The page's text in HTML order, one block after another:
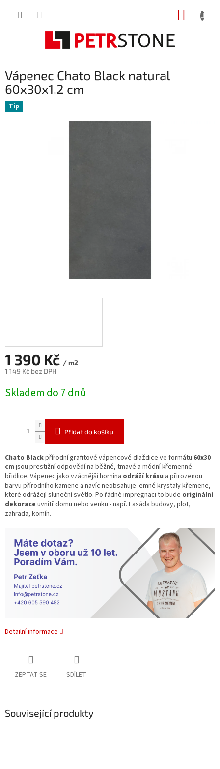
Vápenec Chato Black natural
60x30x1,2 cm
Tip
1 390 Kč / m2
1 149 Kč bez DPH
cena:
Skladem do 7 dnů
Přidat do košíku
Chato Blackpřírodní grafitové vápencové dlaždice ve formátu 60x30
cm jsou prestižní odpovědí na běžné, tmavé a módní křemenné
břidlice. Vápenec jako vzácnější hornina odráží krásu a přirozenou
barvu přírodního kamene a navíc neobsahuje jemné krystaly křemene,
které odrážejí sluneční světlo. Po řádné impregnaci to bude originální
dekorace uvnitř domu nebo venku - např. Fasáda budovy, plot,
zahrada, komín.
Detailní informace
ZEPTAT SE SDÍLET
Související produkty